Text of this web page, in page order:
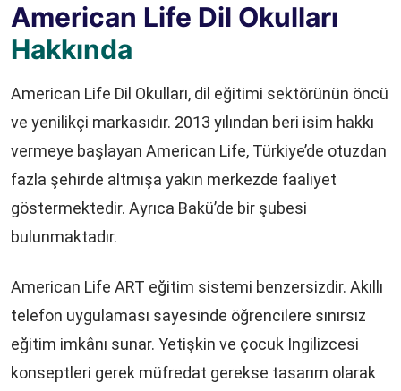
American Life Dil Okulları
Hakkında
American Life Dil Okulları, dil eğitimi sektörünün öncü
ve yenilikçi markasıdır. 2013 yılından beri isim hakkı
vermeye başlayan American Life, Türkiye’de otuzdan
fazla şehirde altmışa yakın merkezde faaliyet
göstermektedir. Ayrıca Bakü’de bir şubesi
bulunmaktadır.
American Life ART eğitim sistemi benzersizdir. Akıllı
telefon uygulaması sayesinde öğrencilere sınırsız
eğitim imkânı sunar. Yetişkin ve çocuk İngilizcesi
konseptleri gerek müfredat gerekse tasarım olarak